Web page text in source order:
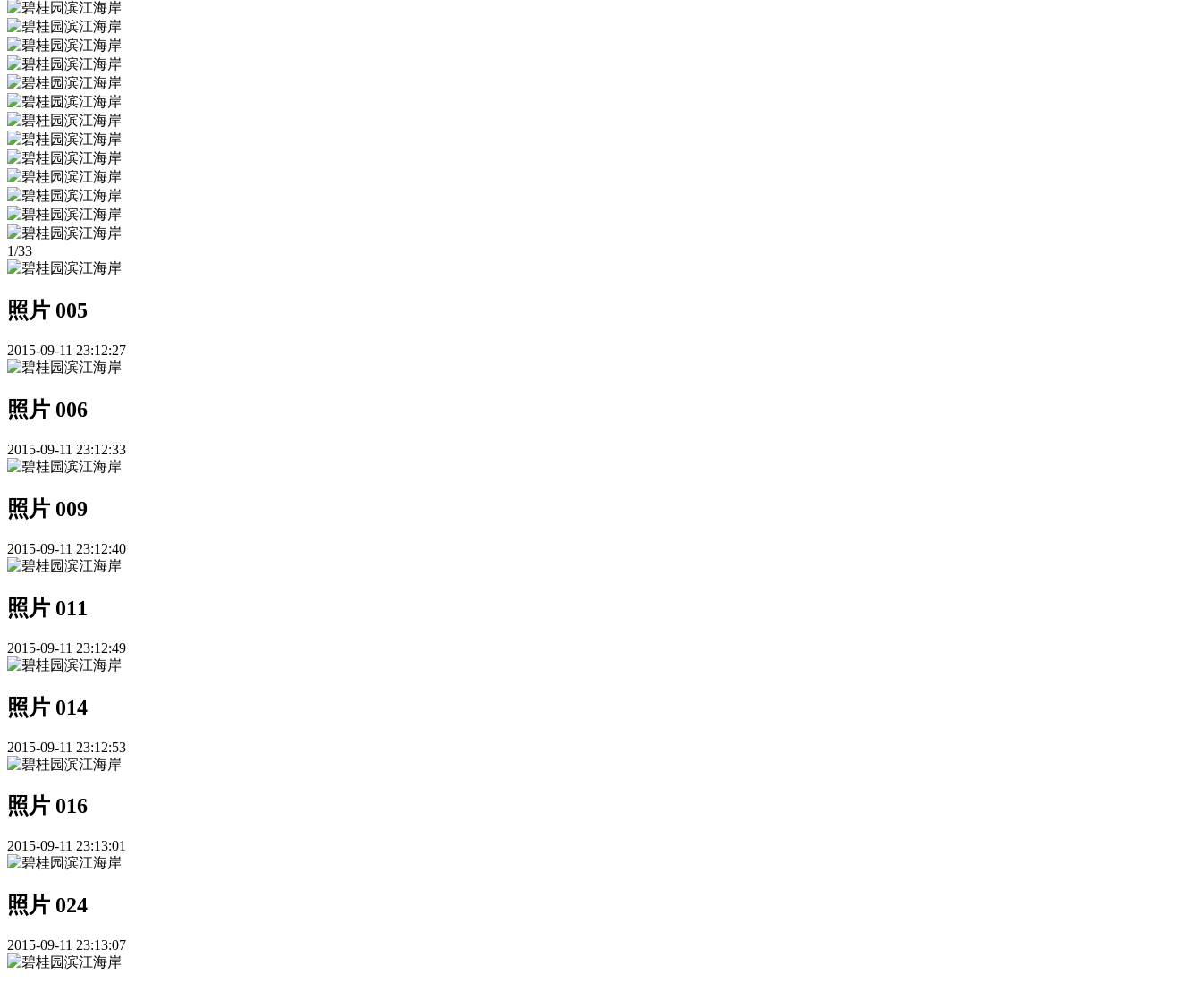
1/33
照片 005
2015-09-11 23:12:27
照片 006
2015-09-11 23:12:33
照片 009
2015-09-11 23:12:40
照片 011
2015-09-11 23:12:49
照片 014
2015-09-11 23:12:53
照片 016
2015-09-11 23:13:01
照片 024
2015-09-11 23:13:07